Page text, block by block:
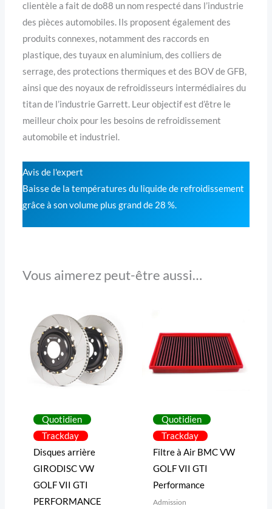
clientèle a fait de do88 un nom respecté dans l’industrie
des pièces automobiles. Ils proposent également des
produits connexes, notamment des raccords en
plastique, des tuyaux en aluminium, des colliers de
serrage, des protections thermiques et des BOV de GFB,
ainsi que des noyaux de refroidisseurs intermédiaires du
titan de l’industrie Garrett. Leur objectif est d’être le
meilleur choix pour les besoins de refroidissement
automobile et industriel.
Avis de l'expert
Baisse de la températures du liquide de refroidissement
grâce à son volume plus grand de 28 %.
Vous aimerez peut-être aussi…
Quotidien
Trackday
Disques arrière
GIRODISC VW
GOLF VII GTI
PERFORMANCE
Quotidien
Trackday
Filtre à Air BMC VW
GOLF VII GTI
Performance
Admission